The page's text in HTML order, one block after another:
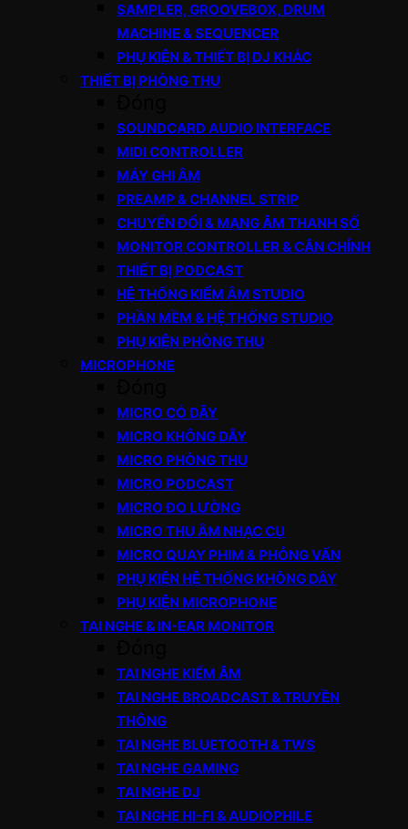
SAMPLER, GROOVEBOX, DRUM
MACHINE & SEQUENCER
PHỤ KIỆN & THIẾT BỊ DJ KHÁC
THIẾT BỊ PHÒNG THU
SOUNDCARD AUDIO INTERFACE
MIDI CONTROLLER
MÁY GHI ÂM
PREAMP & CHANNEL STRIP
CHUYỂN ĐỔI & MẠNG ÂM THANH SỐ
MONITOR CONTROLLER & CÂN CHỈNH
THIẾT BỊ PODCAST
HỆ THỐNG KIỂM ÂM STUDIO
PHẦN MỀM & HỆ THỐNG STUDIO
PHỤ KIỆN PHÒNG THU
MICROPHONE
MICRO CÓ DÂY
MICRO KHÔNG DÂY
MICRO PHÒNG THU
MICRO PODCAST
MICRO ĐO LƯỜNG
MICRO THU ÂM NHẠC CỤ
MICRO QUAY PHIM & PHỎNG VẤN
PHỤ KIỆN HỆ THỐNG KHÔNG DÂY
PHỤ KIỆN MICROPHONE
TAI NGHE & IN-EAR MONITOR
TAI NGHE KIỂM ÂM
TAI NGHE BROADCAST & TRUYỀN
THÔNG
TAI NGHE BLUETOOTH & TWS
TAI NGHE GAMING
TAI NGHE DJ
TAI NGHE HI-FI & AUDIOPHILE